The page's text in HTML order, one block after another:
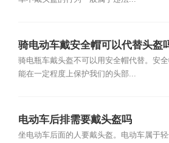
骑电动车戴安全帽可以代替头盔
骑电瓶车戴头盔不可以用安全帽代替。安全
能在一定程度上保护我们的头部...
电动车后排需要戴头盔吗
坐电动车后面的人要戴头盔。电动车属于